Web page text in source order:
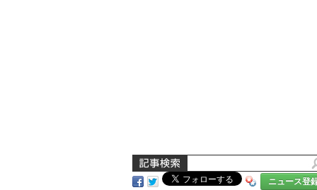
ニュース登